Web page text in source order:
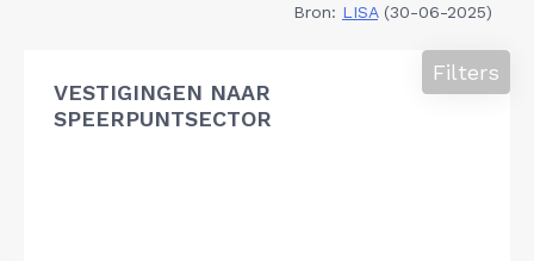
Bron: LISA(30-06-2025)
VESTIGINGEN NAAR
SPEERPUNTSECTOR
Filters